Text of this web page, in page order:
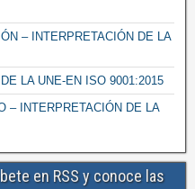
– INTERPRETACIÓN DE LA
LA UNE-EN ISO 9001:2015
– INTERPRETACIÓN DE LA
en RSS y conoce las